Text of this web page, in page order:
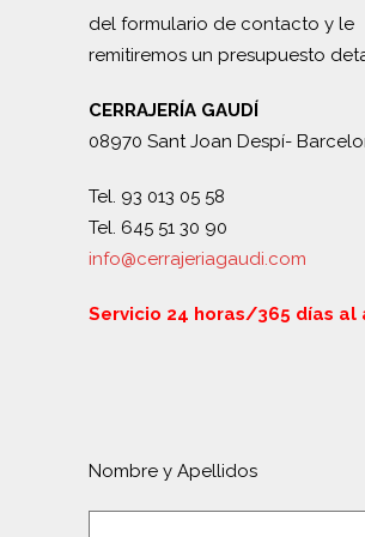
del formulario de contacto y le
remitiremos un presupuesto
CERRAJERÍA GAUDÍ
08970 Sant Joan Despí-
Tel. 93 013 05 58
Tel. 645 51 30 90
info@cerrajeriagaudi.com
Servicio 24 horas/365 días al
Nombre y Apellidos